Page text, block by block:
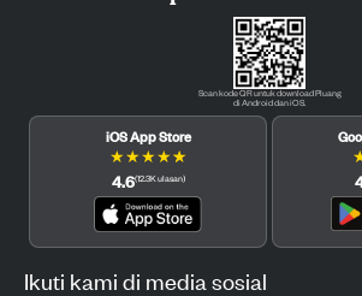
Scan kode QR untuk download Pluang
di Android dan iOS.
iOS App Store
★★★★★
4.6(12.3Kulasan)
Ikuti kami di media sosial